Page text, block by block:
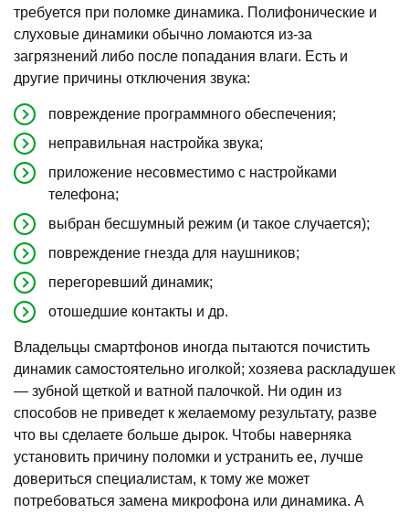
требуется при поломке динамика. Полифонические и
слуховые динамики обычно ломаются из-за
загрязнений либо после попадания влаги. Есть и
другие причины отключения звука:
повреждение программного обеспечения;
неправильная настройка звука;
приложение несовместимо с настройками
телефона;
выбран бесшумный режим (и такое случается);
повреждение гнезда для наушников;
перегоревший динамик;
отошедшие контакты и др.
Владельцы смартфонов иногда пытаются почистить
динамик самостоятельно иголкой; хозяева раскладушек
— зубной щеткой и ватной палочкой. Ни один из
способов не приведет к желаемому результату, разве
что вы сделаете больше дырок. Чтобы наверняка
установить причину поломки и устранить ее, лучше
довериться специалистам, к тому же может
потребоваться замена микрофона или динамика. А